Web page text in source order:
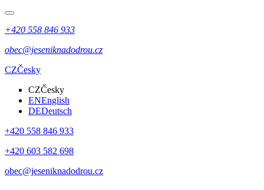
+420 558 846 933
obec@jeseniknadodrou.cz
CZČesky
CZČesky
ENEnglish
DEDeutsch
+420 558 846 933
+420 603 582 698
obec@jeseniknadodrou.cz